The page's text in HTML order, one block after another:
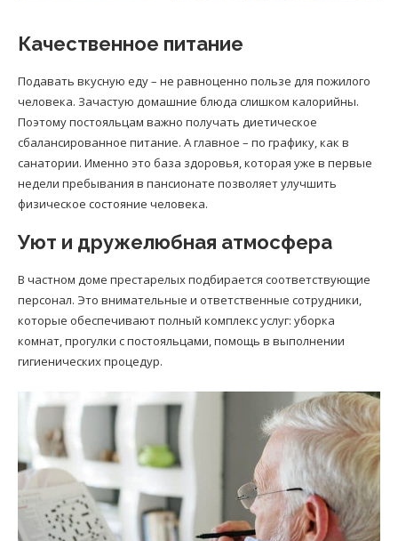
Качественное питание
Подавать вкусную еду – не равноценно пользе для пожилого
человека. Зачастую домашние блюда слишком калорийны.
Поэтому постояльцам важно получать диетическое
сбалансированное питание. А главное – по графику, как в
санатории. Именно это база здоровья, которая уже в первые
недели пребывания в пансионате позволяет улучшить
физическое состояние человека.
Уют и дружелюбная атмосфера
В частном доме престарелых подбирается соответствующие
персонал. Это внимательные и ответственные сотрудники,
которые обеспечивают полный комплекс услуг: уборка
комнат, прогулки с постояльцами, помощь в выполнении
гигиенических процедур.